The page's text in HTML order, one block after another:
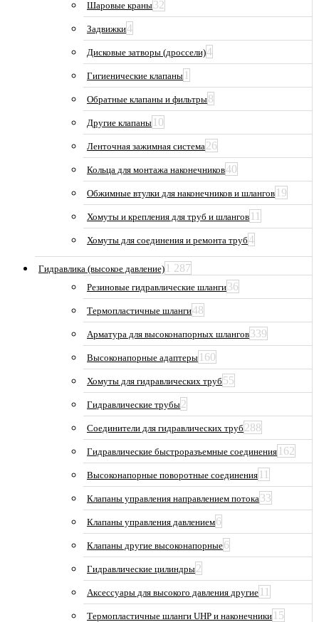
Шаровые краны32
Задвижки4
Дисковые затворы (дроссели)4
Гигиенические клапаны 1
Обратные клапаны и фильтры8
Другие клапаны 10
Ленточная зажимная система26
Кольца для монтажа наконечников40
Обжимные втулки для наконечников и шлангов 19
Хомуты и крепления для труб и шлангов 11
Хомуты для соединения и ремонта труб4
Гидравлика (высокое давление) 1 287
Резиновые гидравлические шланги36
Термопластичные шланги48
Арматура для высоконапорных шлангов339
Высоконапорные адаптеры 160
Хомуты для гидравлических труб 55
Гидравлические трубы2
Соединители для гидравлических труб 288
Гидравлические быстроразъемные соединения 162
Высоконапорные поворотные соединения 11
Клапаны управления направлением потока33
Клапаны управления давлением6
Клапаны другие высоконапорные6
Гидравлические цилиндры2
Аксессуары для высокого давления другие 11
Термопластичные шланги UHP и наконечники 15